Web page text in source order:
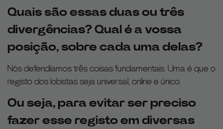
Quais são essas duas ou três
divergências? Qual é a vossa
posição, sobre cada uma delas?
Nós defendíamos três coisas fundamentais. Uma é que o
registo dos lobistas seja universal, online e único.
Ou seja, para evitar ser preciso
fazer esse registo em diversas